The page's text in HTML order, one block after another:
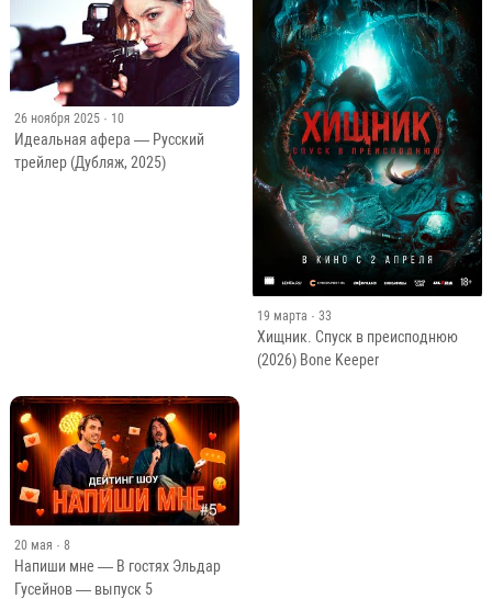
26 ноября 2025 · 10
Идеальная афера — Русский
трейлер (Дубляж, 2025)
19 марта · 33
Хищник. Спуск в преисподнюю
(2026) Bone Keeper
20 мая · 8
Напиши мне — В гостях Эльдар
Гусейнов — выпуск 5